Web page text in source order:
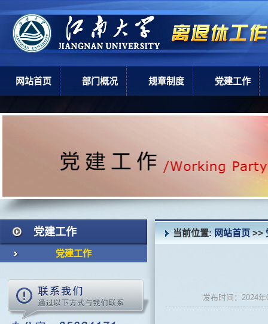
网站首页 部门概况
岗位职责
规章制度 党建工作
党建工作
党建工作
当前位置:网站首页>>
发布时间：2024